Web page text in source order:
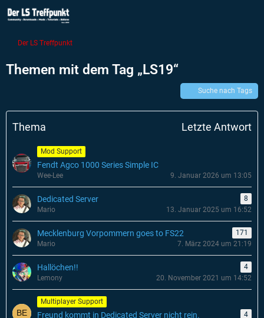
Der LS Treffpunkt
Themen mit dem Tag „LS19“
Suche nach Tags
Thema Letzte Antwort
Mod Support
Fendt Agco 1000 Series Simple IC
Wee-Lee 9. Januar 2026 um 13:05
Dedicated Server
8
Mario
13. Januar 2025 um 16:52
Mecklenburg Vorpommern goes to FS22
171
Mario
7. März 2024 um 21:19
Hallöchen!!
4
Lemony
20. November 2021 um 14:52
Multiplayer Support
Freund kommt in Dedicated Server nicht rein.
4